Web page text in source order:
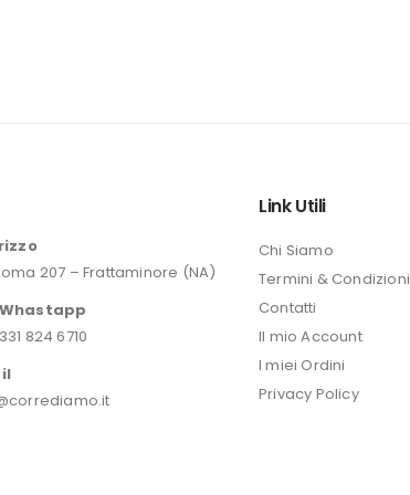
207 – Frattaminore (NA)
824 6710
Link Utili
Chi Siamo
Termini & Condizioni
Contatti
Il mio Account
I miei Ordini
Privacy Policy